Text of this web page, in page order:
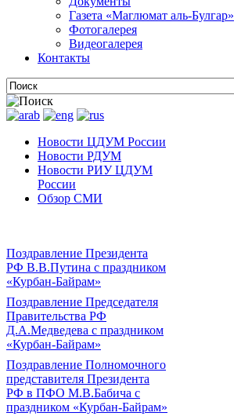
Газета «Маглюмат аль-Булгар»
Фотогалерея
Видеогалерея
Контакты
Новости ЦДУМ России
Новости РДУМ
Новости РИУ ЦДУМ
России
Обзор СМИ
Поздравление Президента
РФ В.В.Путина с праздником
«Курбан-Байрам»
Поздравление Председателя
Правительства РФ
Д.А.Медведева с праздником
«Курбан-Байрам»
Поздравление Полномочного
представителя Президента
РФ в ПФО М.В.Бабича с
праздником «Курбан-Байрам»